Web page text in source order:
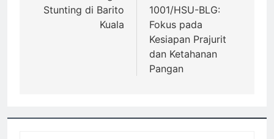
Stunting di Barito
Kuala
1001/HSU-BLG:
Fokus pada
Kesiapan Prajurit
dan Ketahanan
Pangan